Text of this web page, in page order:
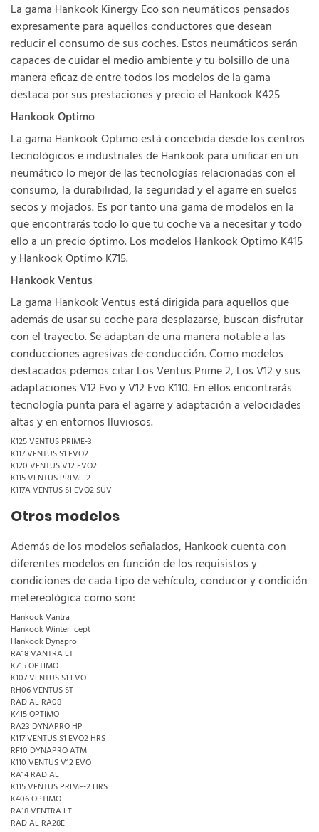
La gama Hankook Kinergy Eco son neumáticos pensados
expresamente para aquellos conductores que desean
reducir el consumo de sus coches. Estos neumáticos serán
capaces de cuidar el medio ambiente y tu bolsillo de una
manera eficaz de entre todos los modelos de la gama
destaca por sus prestaciones y precio el Hankook K425
Hankook Optimo
La gama Hankook Optimo está concebida desde los centros
tecnológicos e industriales de Hankook para unificar en un
neumático lo mejor de las tecnologías relacionadas con el
consumo, la durabilidad, la seguridad y el agarre en suelos
secos y mojados. Es por tanto una gama de modelos en la
que encontrarás todo lo que tu coche va a necesitar y todo
ello a un precio óptimo. Los modelos Hankook Optimo K415
y Hankook Optimo K715.
Hankook Ventus
La gama Hankook Ventus está dirigida para aquellos que
además de usar su coche para desplazarse, buscan disfrutar
con el trayecto. Se adaptan de una manera notable a las
conducciones agresivas de conducción. Como modelos
destacados pdemos citar Los Ventus Prime 2, Los V12 y sus
adaptaciones V12 Evo y V12 Evo K110. En ellos encontrarás
tecnología punta para el agarre y adaptación a velocidades
altas y en entornos lluviosos.
K125 VENTUS PRIME-3
K117 VENTUS S1 EVO2
K120 VENTUS V12 EVO2
K115 VENTUS PRIME-2
K117A VENTUS S1 EVO2 SUV
Otros modelos
Además de los modelos señalados, Hankook cuenta con
diferentes modelos en función de los requisistos y
condiciones de cada tipo de vehículo, conducor y condición
metereológica como son:
Hankook Vantra
Hankook Winter Icept
Hankook Dynapro
RA18 VANTRA LT
K715 OPTIMO
K107 VENTUS S1 EVO
RH06 VENTUS ST
RADIAL RA08
K415 OPTIMO
RA23 DYNAPRO HP
K117 VENTUS S1 EVO2 HRS
RF10 DYNAPRO ATM
K110 VENTUS V12 EVO
RA14 RADIAL
K115 VENTUS PRIME-2 HRS
K406 OPTIMO
RA18 VENTRA LT
RADIAL RA28E